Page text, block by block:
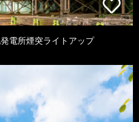
電所煙突ライトアップ